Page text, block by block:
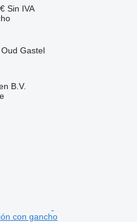
Sin IVA
Gastel
B.V.
con gancho